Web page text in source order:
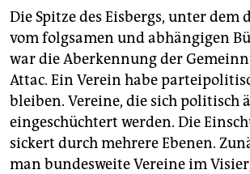
Die Spitze des Eisbergs, unter dem
vom folgsamen und abhängigen
war die Aberkennung der
Attac. Ein Verein habe
bleiben. Vereine, die sich politisch
eingeschüchtert werden. Die
sickert durch mehrere Ebenen.
man bundesweite Vereine im